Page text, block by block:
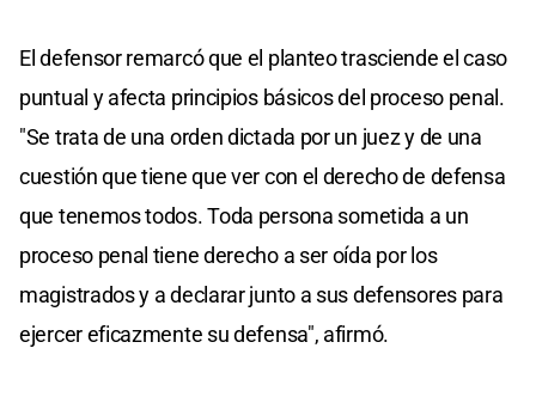
El defensor remarcó que el planteo trasciende el caso
puntual y afecta principios básicos del proceso penal.
"Se trata de una orden dictada por un juez y de una
cuestión que tiene que ver con el derecho de defensa
que tenemos todos. Toda persona sometida a un
proceso penal tiene derecho a ser oída por los
magistrados y a declarar junto a sus defensores para
ejercer eficazmente su defensa", afirmó.